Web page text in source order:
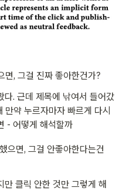
면, 그걸 진짜 좋아한건가?
다. 근데 제목에 낚여서 들어갔
만약 누르자마자 빠르게 다시
- 어떻게 해석할까
으면, 그걸 안좋아한다는건
만 클릭 안한 것만 그렇게 해